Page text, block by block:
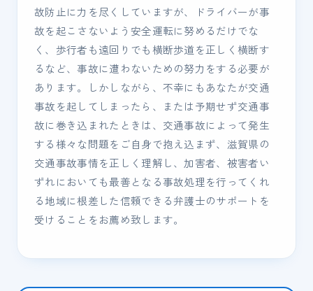
故防止に力を尽くしていますが、ドライバーが事
故を起こさないよう安全運転に努めるだけでな
く、歩行者も遠回りでも横断歩道を正しく横断す
るなど、事故に遭わないための努力をする必要が
あります。しかしながら、不幸にもあなたが交通
事故を起してしまったら、または予期せず交通事
故に巻き込まれたときは、交通事故によって発生
する様々な問題をご自身で抱え込まず、滋賀県の
交通事故事情を正しく理解し、加害者、被害者い
ずれにおいても最善となる事故処理を行ってくれ
る地域に根差した信頼できる弁護士のサポートを
受けることをお薦め致します。